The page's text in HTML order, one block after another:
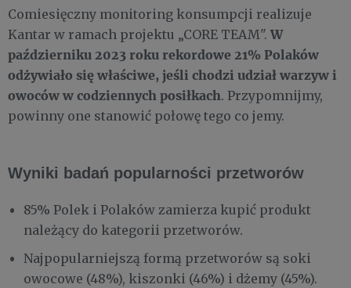
Comiesięczny monitoring konsumpcji realizuje
Kantar w ramach projektu „CORE TEAM".W
październiku 2023 roku rekordowe 21% Polaków
odżywiało się właściwe, jeśli chodzi udział warzyw i
owoców w codziennych posiłkach. Przypomnijmy,
powinny one stanowić połowę tego co jemy.
Wyniki badań popularności przetworów
85% Polek i Polaków zamierza kupić produkt
należący do kategorii przetworów.
Najpopularniejszą formą przetworów są soki
owocowe (48%), kiszonki (46%) i dżemy (45%).